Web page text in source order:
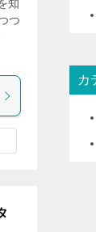
知
つ
カ